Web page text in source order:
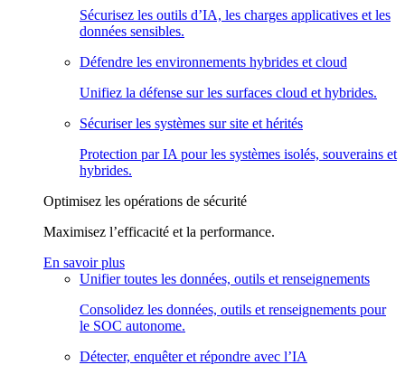
Sécurisez les outils d’IA, les charges applicatives et les
données sensibles.
Défendre les environnements hybrides et cloud
Unifiez la défense sur les surfaces cloud et hybrides.
Sécuriser les systèmes sur site et hérités
Protection par IA pour les systèmes isolés, souverains et
hybrides.
Optimisez les opérations de sécurité
Maximisez l’efficacité et la performance.
En savoir plus
Unifier toutes les données, outils et renseignements
Consolidez les données, outils et renseignements pour
le SOC autonome.
Détecter, enquêter et répondre avec l’IA